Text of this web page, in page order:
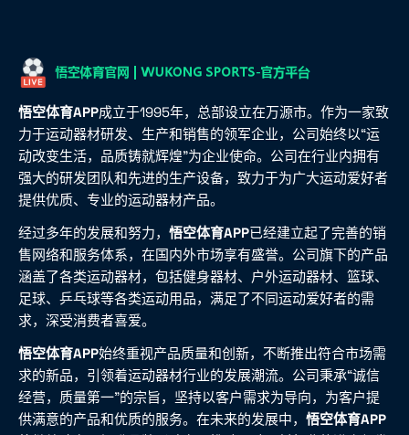
悟空体育APP成立于1995年，总部设立在万源市。作为一家致
力于运动器材研发、生产和销售的领军企业，公司始终以“运
动改变生活，品质铸就辉煌”为企业使命。公司在行业内拥有
强大的研发团队和先进的生产设备，致力于为广大运动爱好者
提供优质、专业的运动器材产品。
经过多年的发展和努力， 悟空体育APP已经建立起了完善的销
售网络和服务体系，在国内外市场享有盛誉。公司旗下的产品
涵盖了各类运动器材，包括健身器材、户外运动器材、篮球、
足球、乒乓球等各类运动用品，满足了不同运动爱好者的需
求，深受消费者喜爱。
悟空体育APP始终重视产品质量和创新，不断推出符合市场需
求的新品，引领着运动器材行业的发展潮流。公司秉承“诚信
经营，质量第一”的宗旨，坚持以客户需求为导向，为客户提
供满意的产品和优质的服务。在未来的发展中， 悟空体育APP